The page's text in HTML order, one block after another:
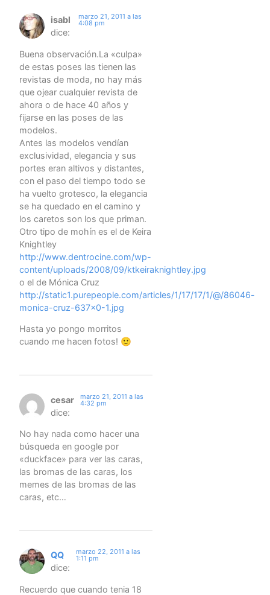
isabl
dice:
marzo 21, 2011 a las
4:08 pm
Buena observación.La «culpa»
de estas poses las tienen las
revistas de moda, no hay más
que ojear cualquier revista de
ahora o de hace 40 años y
fijarse en las poses de las
modelos.
Antes las modelos vendían
exclusividad, elegancia y sus
portes eran altivos y distantes,
con el paso del tiempo todo se
ha vuelto grotesco, la elegancia
se ha quedado en el camino y
los caretos son los que priman.
Otro tipo de mohín es el de Keira
Knightley
http://www.dentrocine.com/wp-
content/uploads/2008/09/ktkeiraknightley.jpg
o el de Mónica Cruz
http://static1.purepeople.com/articles/1/17/17/1/@/86046-
monica-cruz-637×0-1.jpg
Hasta yo pongo morritos
cuando me hacen fotos! 🙂
cesar
dice:
marzo 21, 2011 a las
4:32 pm
No hay nada como hacer una
búsqueda en google por
«duckface» para ver las caras,
las bromas de las caras, los
memes de las bromas de las
caras, etc…
QQ
dice:
marzo 22, 2011 a las
1:11 pm
Recuerdo que cuando tenia 18